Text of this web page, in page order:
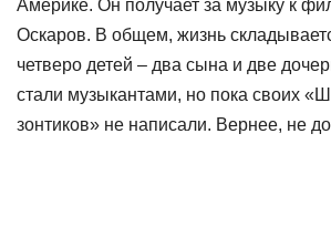
Америке. Он получает за музыку к
Оскаров. В общем, жизнь
четверо детей – два сына и две
стали музыкантами, но пока своих
зонтиков» не написали. Вернее, не